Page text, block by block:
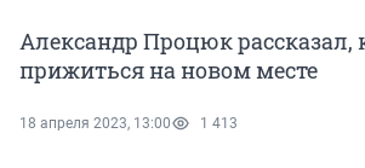
Александр Процюк рассказал,
прижиться на новом месте
18 апреля 2023, 13:00 1 413